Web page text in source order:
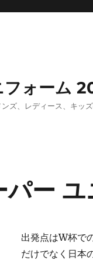
フォーム
ズ、レディース、キッ
パー
出発点はW杯で
だけでなく日本